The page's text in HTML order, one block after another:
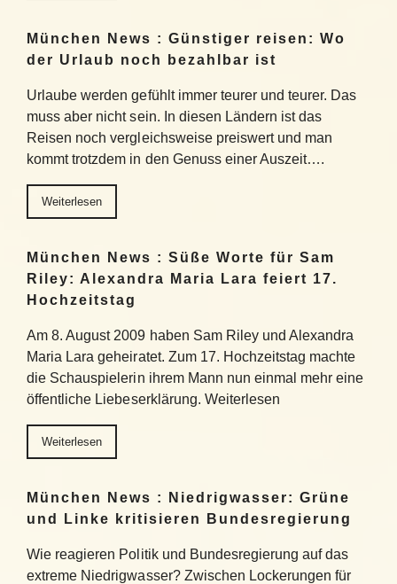
München News : Günstiger reisen: Wo
der Urlaub noch bezahlbar ist
Urlaube werden gefühlt immer teurer und teurer. Das
muss aber nicht sein. In diesen Ländern ist das
Reisen noch vergleichsweise preiswert und man
kommt trotzdem in den Genuss einer Auszeit….
Weiterlesen
München News : Süße Worte für Sam
Riley: Alexandra Maria Lara feiert 17.
Hochzeitstag
Am 8. August 2009 haben Sam Riley und Alexandra
Maria Lara geheiratet. Zum 17. Hochzeitstag machte
die Schauspielerin ihrem Mann nun einmal mehr eine
öffentliche Liebeserklärung. Weiterlesen
Weiterlesen
München News : Niedrigwasser: Grüne
und Linke kritisieren Bundesregierung
Wie reagieren Politik und Bundesregierung auf das
extreme Niedrigwasser? Zwischen Lockerungen für